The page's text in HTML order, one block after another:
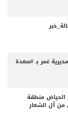
غمر بـ #صعدة
الحياض منطقة
من آل الشعار